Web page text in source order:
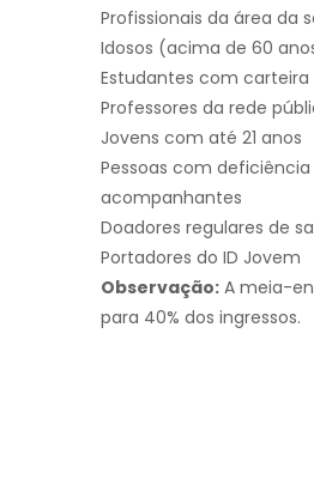
Profissionais da área da
Idosos (acima de 60
Estudantes com
Professores da rede
Jovens com até 21 anos
Pessoas com deficiência
acompanhantes
Doadores regulares de
Portadores do ID Jovem
Observação: A meia-
para 40% dos ingressos.